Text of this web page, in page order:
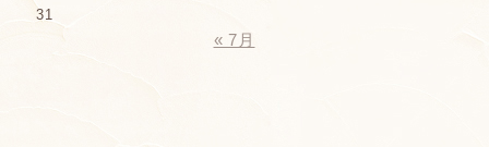
31
« 7月